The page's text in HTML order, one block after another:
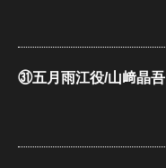
㉛五月雨江役/山﨑晶吾